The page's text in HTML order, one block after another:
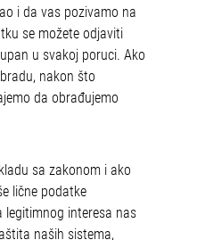
i da vas pozivamo na
se možete odjaviti
u svakoj poruci. Ako
nakon što
da obrađujemo
sa zakonom i ako
lične podatke
interesa nas
naših sistema,